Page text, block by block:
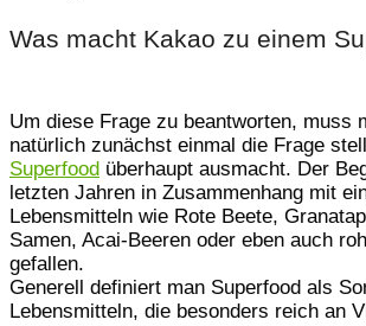
Was macht Kakao zu einem
Um diese Frage zu beantworten, muss
natürlich zunächst einmal die Frage
Superfood überhaupt ausmacht. Der
letzten Jahren in Zusammenhang mit
Lebensmitteln wie Rote Beete,
Samen, Acai-Beeren oder eben auch
gefallen.
Generell definiert man Superfood als
Lebensmitteln, die besonders reich an